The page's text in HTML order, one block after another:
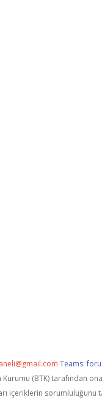
Teams:
Kurumu (BTK)
içeriklerin